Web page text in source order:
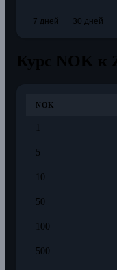
7 дней 30 дней
NOK
1
5
10
50
100
500